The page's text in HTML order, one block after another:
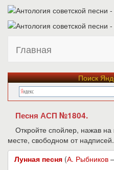
Главная
Поиск
Песня АСП №1804.
Откройте спойлер, нажав на
месте, свободном от надписей.
Лунная песня (А. Рыбников –